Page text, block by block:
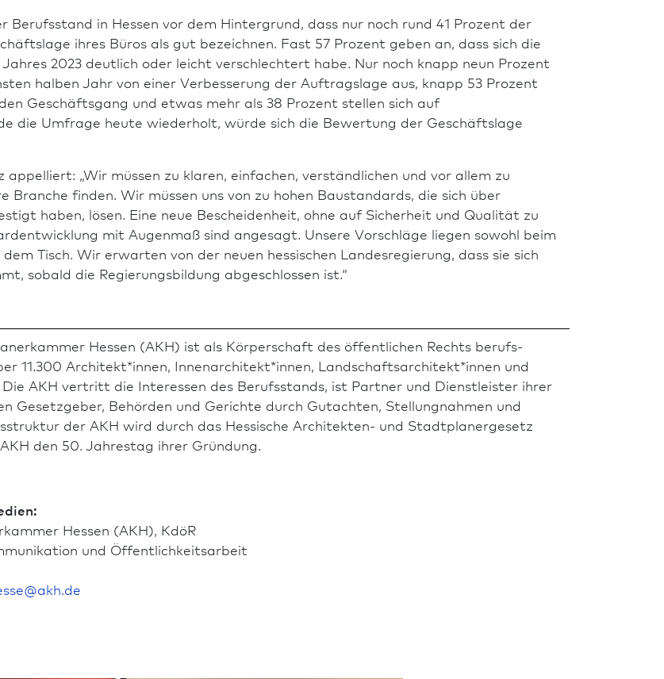
Berufs­stand in Hessen vor dem Hintergrund, dass nur noch rund 41 Prozent der
ihres Büros als gut bezeichnen. Fast 57 Prozent geben an, dass sich die
2023 deutlich oder leicht verschlechtert habe. Nur noch knapp neun Prozent
halben Jahr von einer Ver­besse­rung der Auftragslage aus, knapp 53 Prozent
Geschäftsgang und etwas mehr als 38 Prozent stellen sich auf
die Umfrage heute wiederholt, würde sich die Bewertung der Geschäftslage
„Wir müssen zu klaren, einfachen, verständlichen und vor allem zu
Branche finden. Wir müssen uns von zu hohen Baustandards, die sich über
haben, lösen. Eine neue Bescheidenheit, ohne auf Sicherheit und Qualität zu
mit Augenmaß sind angesagt. Unsere Vorschläge liegen sowohl beim
Tisch. Wir erwarten von der neuen hes­si­schen Landes­regierung, dass sie sich
sobald die Regierungsbildung abgeschlossen ist.“
Hessen (AKH) ist als Körperschaft des öffentlichen Rechts berufs­
11.300 Architekt*innen, Innen­architekt*innen, Landschafts­architekt*innen und
AKH vertritt die Interessen des Berufs­stands, ist Partner und Dienstleister ihrer
Gesetzgeber, Behörden und Gerichte durch Gutachten, Stellungnahmen und
der AKH wird durch das Hessische Architekten- und Stadt­planergesetz
den 50. Jahrestag ihrer Gründung.
Hessen (AKH), KdöR
und Öffentlichkeits­arbeit
@akh.de